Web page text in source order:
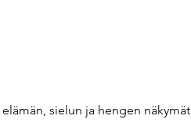
sielun ja hengen näkymät